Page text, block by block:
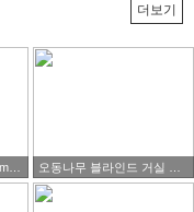
더보기